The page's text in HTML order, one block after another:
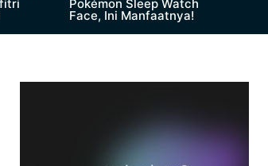
Pokémon Sleep Watch
Face, Ini Manfaatnya!